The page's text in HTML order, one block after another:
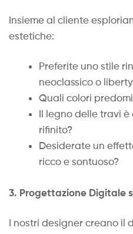
Insieme al cliente
estetiche:
Preferite uno stile
neoclassico o
Quali colori
Il legno delle travi è
rifinito?
Desiderate un
ricco e sontuoso?
3. Progettazione Digitale
I nostri designer creano il